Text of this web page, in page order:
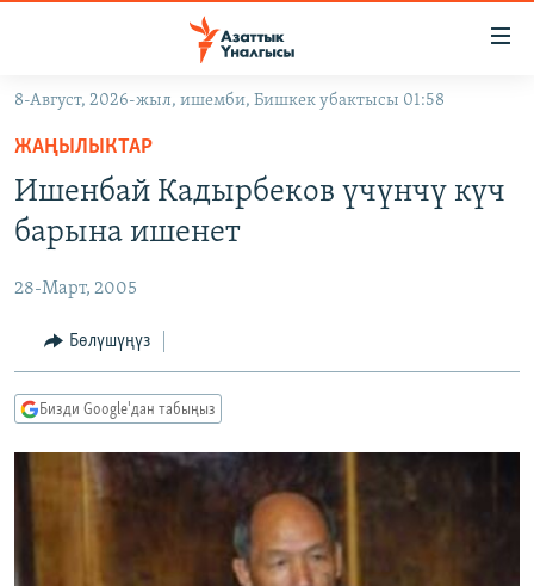
Навигацияга
өтүңүз
Издөөгө
салыңыз
КЫРГЫЗСТАН
ЭКОНОМИКА
МАДАНИЯТ
ДҮЙНӨ
БОРБОР АЗИЯ
УКРАИНА
АТАЙЫН ИЛИКТӨӨ
ТВ ПРОГРАММАЛАР
ЭКСПЕРТТЕР ТАЛДАЙТ
БИЗ ЖАНА ДҮЙНӨ
ӨЗГӨЧӨ ПИКИР
Русский
8-Август, 2026-жыл, ишемби, Бишкек убактысы 01:58
ЖАҢЫЛЫКТАР
Ишенбай Кадырбеков үчүнчү күч
барына ишенет
28-Март, 2005
Бөлүшүңүз
Бизди Google'дан табыңыз